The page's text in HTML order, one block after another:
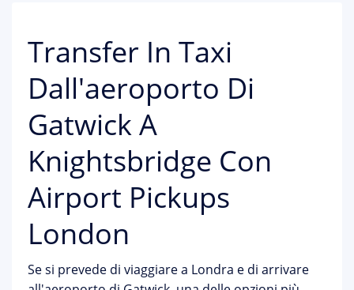
Transfer In Taxi
Dall'aeroporto Di
Gatwick A
Knightsbridge Con
Airport Pickups
London
Se si prevede di viaggiare a Londra e di arrivare